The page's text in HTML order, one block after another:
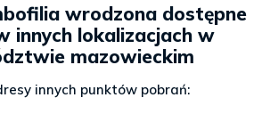
wrodzona dostępne
innych lokalizacjach w
mazowieckim
innych punktów pobrań: